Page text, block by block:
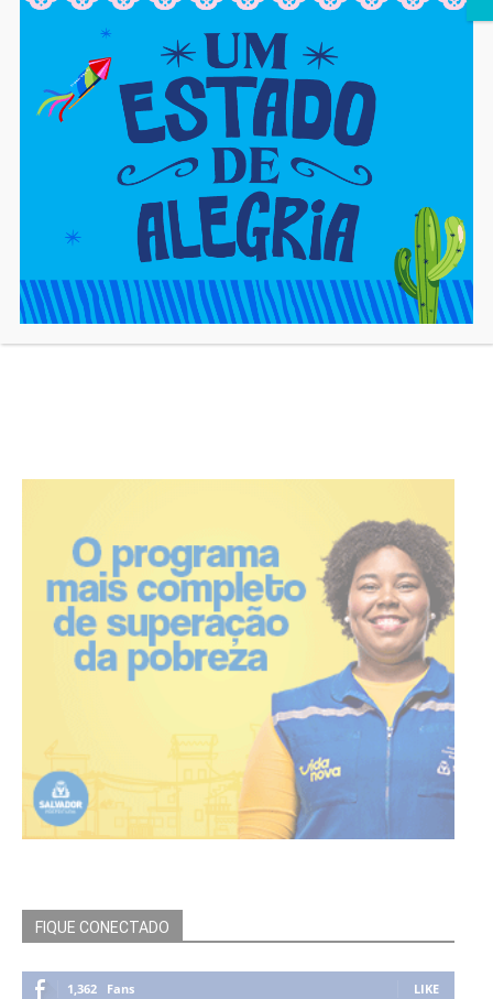
Artigo anterior
CAJAZEIRAS: Moradores
aproveitam dia de sol na
Barragem Ipitanga
AFROPUNK: Moradores de
Cajazeiras marcam presença
cjadm
https://cajaon.com.br
FIQUE CONECTADO
1,362 Fans LIKE